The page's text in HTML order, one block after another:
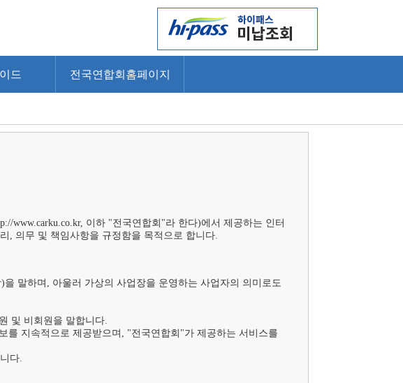
드 전국연합회홈페이지
www.carku.co.kr, 이하 "전국연합회"라 한다)에서 제공하는 인터
, 의무 및 책임사항을 규정함을 목적으로 합니다.
말하며, 아울러 가상의 사업장을 운영하는 사업자의 의미로도
및 비회원을 말합니다.
지속적으로 제공받으며, "전국연합회"가 제공하는 서비스를
다.